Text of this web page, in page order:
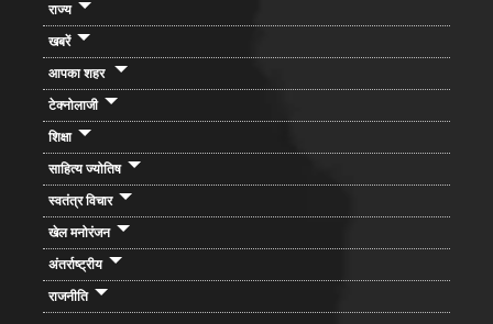
राज्य
खबरें
आपका शहर
टेक्नोलाजी
शिक्षा
साहित्य ज्योतिष
स्वतंत्र विचार
खेल मनोरंजन
अंतर्राष्ट्रीय
राजनीति